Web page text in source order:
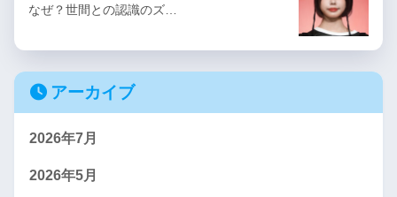
なぜ？世間との認識のズ…
アーカイブ
2026年7月
2026年5月